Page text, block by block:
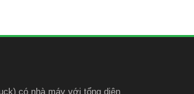
có nhà máy với tổng diện